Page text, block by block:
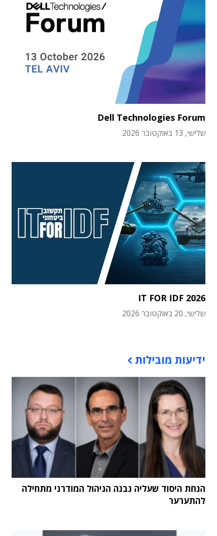
Dell Technologies Forum
שלישי, 13 באוקטובר 2026
IT FOR IDF 2026
שלישי, 20 באוקטובר 2026
ידיעות מובילות
הנחת היסוד שעליה נבנה הניהול המודרני מתחילה
להתערער